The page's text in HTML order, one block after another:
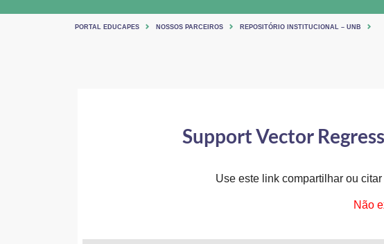
PORTAL EDUCAPES NOSSOS PARCEIROS REPOSITÓRIO INSTITUCIONAL – UNB
Support Vector
Use este link compartilhar ou
Não